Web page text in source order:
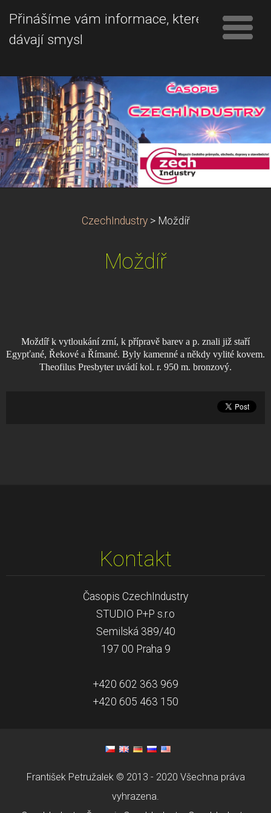
Přinášíme vám informace, které
dávají smysl
CzechIndustry > Moždíř
Moždíř
Moždíř k vytloukání zrní, k přípravě barev a p. znali již staří
Egypťané, Řekové a Římané. Byly kamenné a někdy vylité kovem.
Theofilus Presbyter uvádí kol. r. 950 m. bronzový.
Kontakt
Časopis CzechIndustry
STUDIO P+P s.r.o
Semilská 389/40
197 00 Praha 9
+420 602 363 969
+420 605 463 150
František Petružalek © 2013 - 2020 Všechna práva
vyhrazena.